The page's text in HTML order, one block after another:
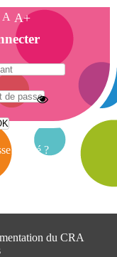
du CRA
A A+
oublié ?